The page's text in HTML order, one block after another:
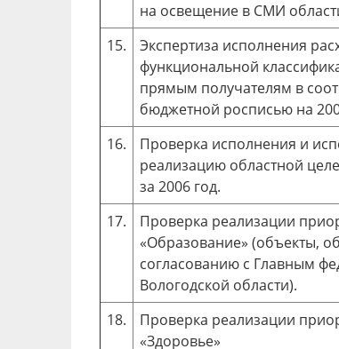
на освещение в СМИ
15.
Экспертиза исполнения
функциональной
прямым получателям в
бюджетной росписью на
16.
Проверка исполнения и
реализацию областной
за 2006 год.
17.
Проверка реализации
«Образование» (объекты,
согласованию с Главным
Вологодской области).
18.
Проверка реализации
«Здоровье»